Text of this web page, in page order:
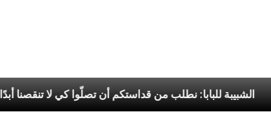
الشبيبة للبابا: نطلب من قداستكم أن تصلّوا السّلام